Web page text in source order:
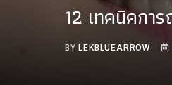
12 เทคนิคกา
BYLEKBLUEARROW